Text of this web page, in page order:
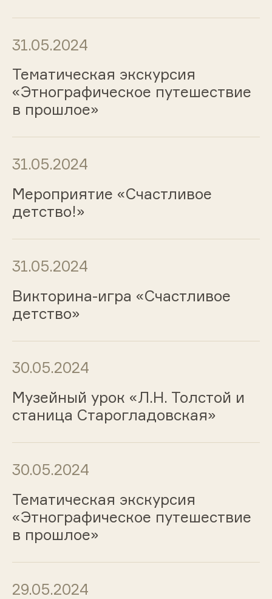
31.05.2024
Тематическая экскурсия
«Этнографическое путешествие
в прошлое»
31.05.2024
Мероприятие «Счастливое
детство!»
31.05.2024
Викторина-игра «Счастливое
детство»
30.05.2024
Музейный урок «Л.Н. Толстой и
станица Старогладовская»
30.05.2024
Тематическая экскурсия
«Этнографическое путешествие
в прошлое»
29.05.2024